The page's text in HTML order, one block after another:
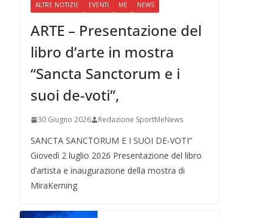
ALTRE NOTIZIE EVENTI ME NEWS
ARTE – Presentazione del
libro d’arte in mostra
“Sancta Sanctorum e i
suoi de-voti”,
30 Giugno 2026 Redazione SportMeNews
SANCTA SANCTORUM E I SUOI DE-VOTI”
Giovedì 2 luglio 2026 Presentazione del libro
d’artista e inaugurazione della mostra di
MiraKerning